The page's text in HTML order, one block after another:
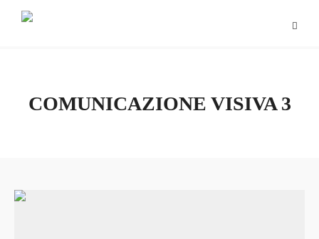
COMUNICAZIONE VISIVA 3